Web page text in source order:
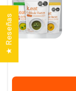
★ Reseñas